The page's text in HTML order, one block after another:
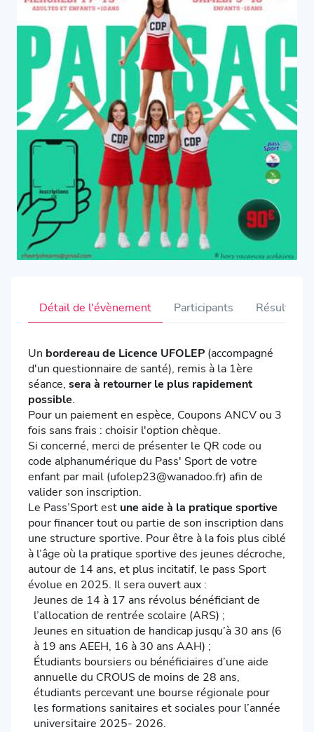
Détail de l'évènement Participants Résultats
Un bordereau de Licence UFOLEP (accompagné
d'un questionnaire de santé), remis à la 1ère
séance, sera à retourner le plus rapidement
possible.
Pour un paiement en espèce, Coupons ANCV ou 3
fois sans frais : choisir l'option chèque.
Si concerné, merci de présenter le QR code ou
code alphanumérique du Pass' Sport de votre
enfant par mail (ufolep23@wanadoo.fr) afin de
valider son inscription.
Le Pass’Sport est une aide à la pratique sportive
pour financer tout ou partie de son inscription dans
une structure sportive. Pour être à la fois plus ciblé
à l’âge où la pratique sportive des jeunes décroche,
autour de 14 ans, et plus incitatif, le pass Sport
évolue en 2025. Il sera ouvert aux :
Jeunes de 14 à 17 ans révolus bénéficiant de
l’allocation de rentrée scolaire (ARS) ;
Jeunes en situation de handicap jusqu’à 30 ans (6
à 19 ans AEEH, 16 à 30 ans AAH) ;
Étudiants boursiers ou bénéficiaires d’une aide
annuelle du CROUS de moins de 28 ans,
étudiants percevant une bourse régionale pour
les formations sanitaires et sociales pour l’année
universitaire 2025- 2026.